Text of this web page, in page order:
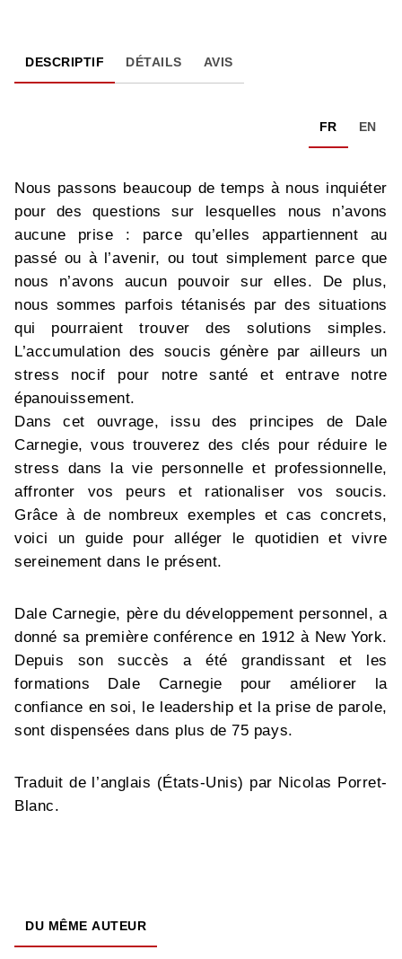
DESCRIPTIF DÉTAILS AVIS
FR EN
Nous passons beaucoup de temps à nous inquiéter
pour des questions sur lesquelles nous n’avons
aucune prise : parce qu’elles appartiennent au
passé ou à l’avenir, ou tout simplement parce que
nous n’avons aucun pouvoir sur elles. De plus,
nous sommes parfois tétanisés par des situations
qui pourraient trouver des solutions simples.
L’accumulation des soucis génère par ailleurs un
stress nocif pour notre santé et entrave notre
épanouissement.
Dans cet ouvrage, issu des principes de Dale
Carnegie, vous trouverez des clés pour réduire le
stress dans la vie personnelle et professionnelle,
affronter vos peurs et rationaliser vos soucis.
Grâce à de nombreux exemples et cas concrets,
voici un guide pour alléger le quotidien et vivre
sereinement dans le présent.
Dale Carnegie, père du développement personnel, a
donné sa première conférence en 1912 à New York.
Depuis son succès a été grandissant et les
formations Dale Carnegie pour améliorer la
confiance en soi, le leadership et la prise de parole,
sont dispensées dans plus de 75 pays.
Traduit de l’anglais (États-Unis) par Nicolas Porret-
Blanc.
DU MÊME AUTEUR